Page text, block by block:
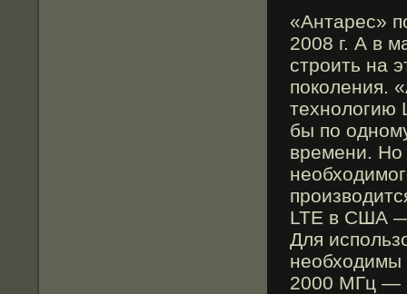
«Антарес»
2008 г. А в
строить на
поколения.
технологию
бы по
времени. Но
LTE в США —
Для
необходимы
2000 МГц —